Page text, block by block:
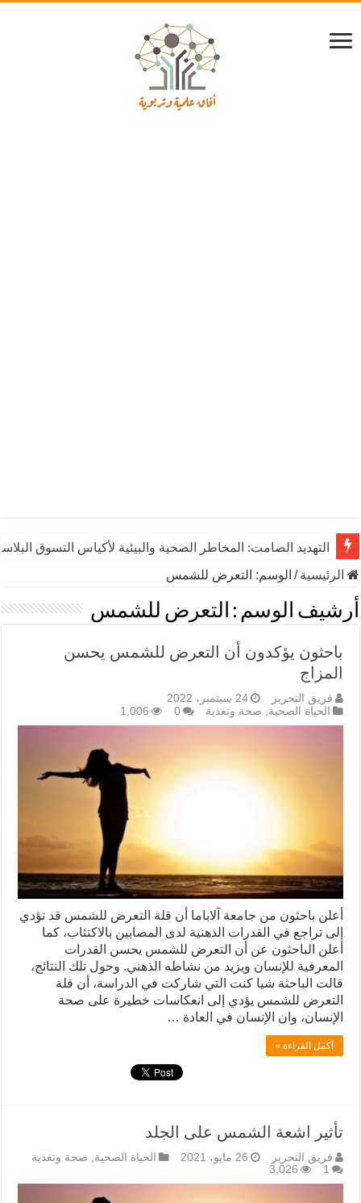
التهديد الصامت: المخاطر الصحية والبيئية لأكياس التسوق
الرئيسية/ الوسم: التعرض للشمس
أرشيف الوسم : التعرض للشمس
باحثون يؤكدون أن التعرض للشمس يحسن
المزاج
فريق التحرير
24 سبتمبر، 2022
الحياة الصحية, صحة وتغذية 0
1,006
أعلن باحثون من جامعة آلاباما أن قلة التعرض للشمس قد تؤدي
إلى تراجع في القدرات الذهنية لدى المصابين بالاكتئاب، كما
أعلن الباحثون عن أن التعرض للشمس يحسن القدرات
المعرفية للإنسان ويزيد من نشاطه الذهني. وحول تلك النتائج،
قالت الباحثة شيا كنت التي شاركت في الدراسة، أن قلة
التعرض للشمس يؤدي إلى انعكاسات خطيرة على صحة
الإنسان، وان الإنسان في العادة …
أكمل القراءة »
تأثير اشعة الشمس على الجلد
فريق التحرير 26 مايو، 2021 الحياة الصحية
صحة وتغذية
1
3,026